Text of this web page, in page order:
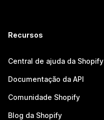
Recursos
Central de ajuda da Shopify
Documentação da API
Comunidade Shopify
Blog da Shopify